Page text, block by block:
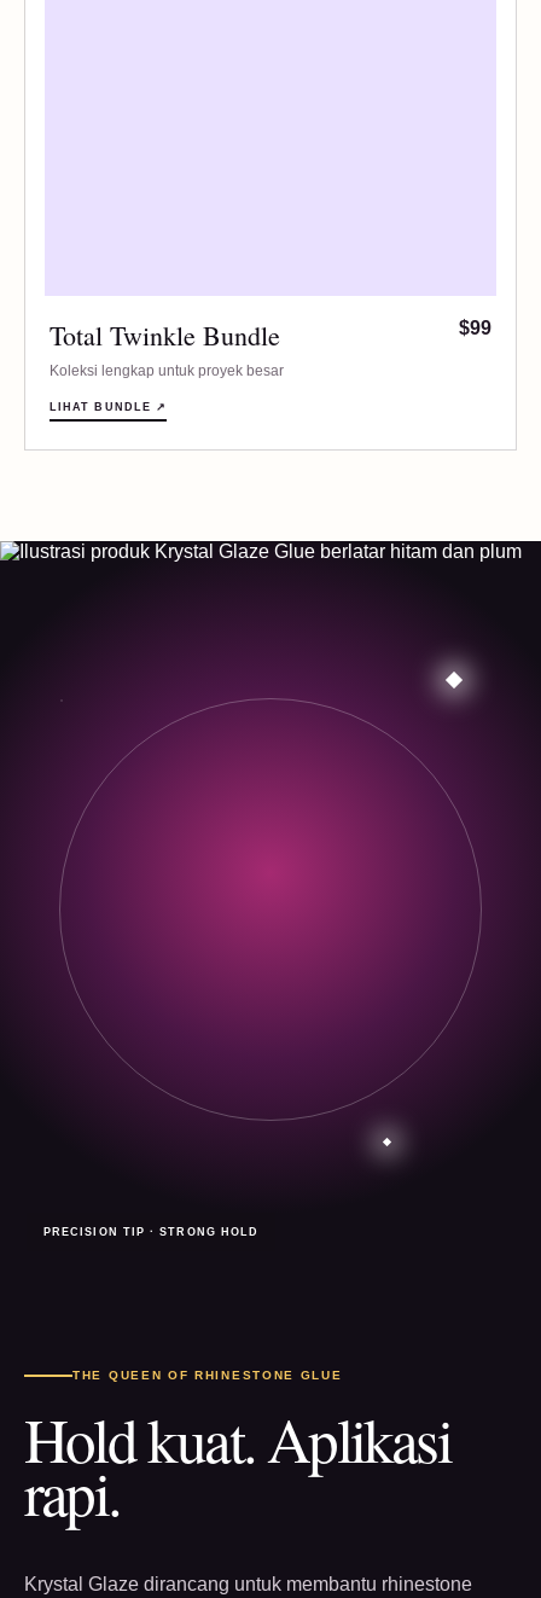
Total Twinkle Bundle
Koleksi lengkap untuk proyek besar
$99
LIHAT BUNDLE ↗
PRECISION TIP · STRONG HOLD
THE QUEEN OF RHINESTONE GLUE
Hold kuat. Aplikasi
rapi.
Krystal Glaze dirancang untuk membantu rhinestone